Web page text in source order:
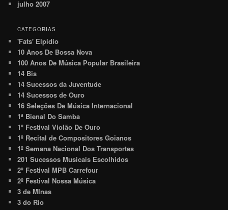
julho 2007
CATEGORIAS
'Fats' Elpidio
10 Anos De Bossa Nova
100 Anos De Música Popular Brasileira
14 Bis
14 Sucessos da Juventude
14 Sucessos de Ouro
16 Seleções De Música Internacional
1ª Bienal Do Samba
1º Festival Violão De Ouro
1º Recital de Compositores Goianos
1º Semana Nacional Dos Transportes
201 Sucessos Musicais Escolhidos
2º Festival MPB Carrefour
2º Festival Nossa Música
3 de MInas
3 do Rio